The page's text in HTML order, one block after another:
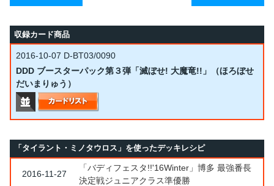
収録カード商品
2016-10-07 D-BT03/0090
DDD ブースターパック第３弾「滅ぼせ! 大魔竜!!」（ほろぼせ
だいまりゅう）
「タイラント・ミノタウロス」を使ったデッキレシピ
2016-11-27
「バディフェスタ!!'16Winter」博多 最強番長
決定戦ジュニアクラス準優勝